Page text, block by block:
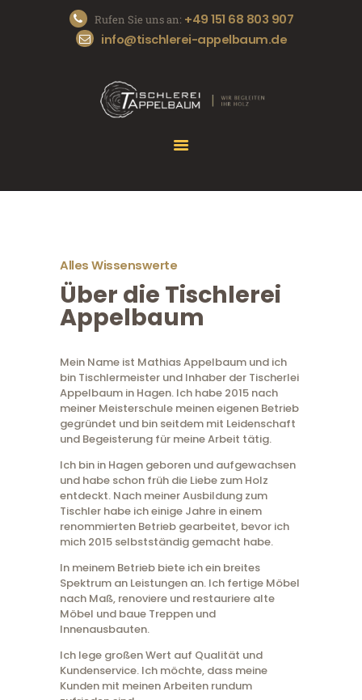
Rufen Sie uns an: +49 151 68 803 907
info@tischlerei-appelbaum.de
START
DIE TISCHLEREI
UNSERE SERVICES
Alles Wissenswerte
Über die Tischlerei
Appelbaum
Mein Name ist Mathias Appelbaum und ich
bin Tischlermeister und Inhaber der Tischerlei
Appelbaum in Hagen. Ich habe 2015 nach
meiner Meisterschule meinen eigenen Betrieb
gegründet und bin seitdem mit Leidenschaft
und Begeisterung für meine Arbeit tätig.
Ich bin in Hagen geboren und aufgewachsen
und habe schon früh die Liebe zum Holz
entdeckt. Nach meiner Ausbildung zum
Tischler habe ich einige Jahre in einem
renommierten Betrieb gearbeitet, bevor ich
mich 2015 selbstständig gemacht habe.
In meinem Betrieb biete ich ein breites
Spektrum an Leistungen an. Ich fertige Möbel
nach Maß, renoviere und restauriere alte
Möbel und baue Treppen und
Innenausbauten.
Ich lege großen Wert auf Qualität und
Kundenservice. Ich möchte, dass meine
Kunden mit meinen Arbeiten rundum